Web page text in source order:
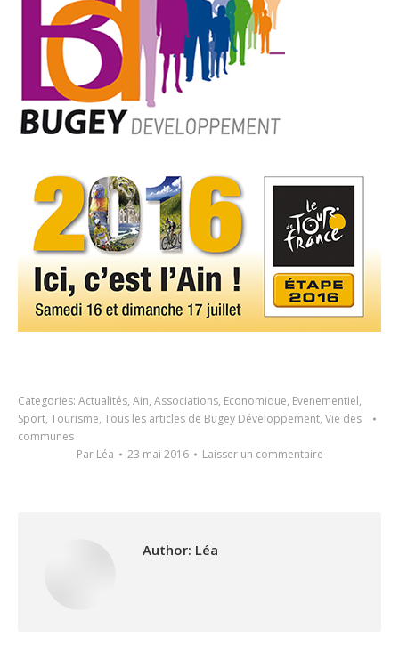
Categories: Actualités, Ain, Associations, Economique, Evenementiel,
Sport, Tourisme, Tous les articles de Bugey Développement, Vie des
communes
Par Léa 23 mai 2016 Laisser un commentaire
Author: Léa